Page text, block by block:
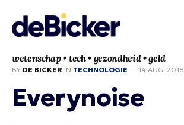
wetenschap • tech • gezondheid • geld
BY DE BICKER IN TECHNOLOGIE — 14 AUG. 2018
Everynoise